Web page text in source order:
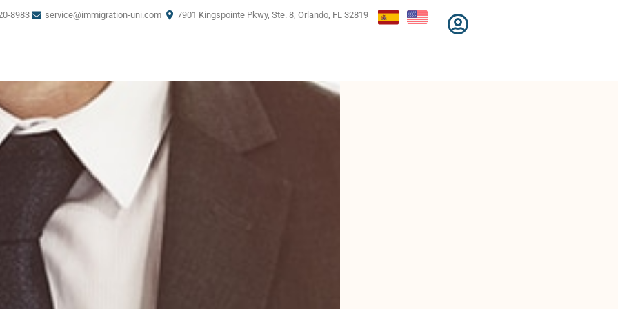
8983 service@immigration-uni.com 7901 Kingspointe Pkwy, Ste. 8, Orlando, FL 32819